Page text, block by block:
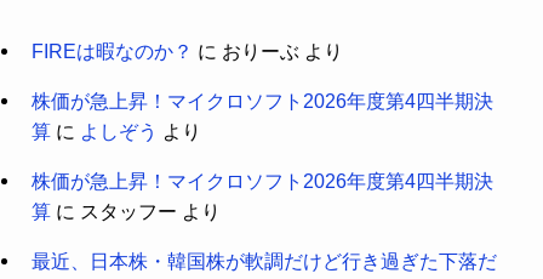
FIREは暇なのか？ に おりーぶ より
株価が急上昇！マイクロソフト2026年度第4四半期決
算に よしぞう より
株価が急上昇！マイクロソフト2026年度第4四半期決
算に スタッフー より
最近、日本株・韓国株が軟調だけど行き過ぎた下落だ